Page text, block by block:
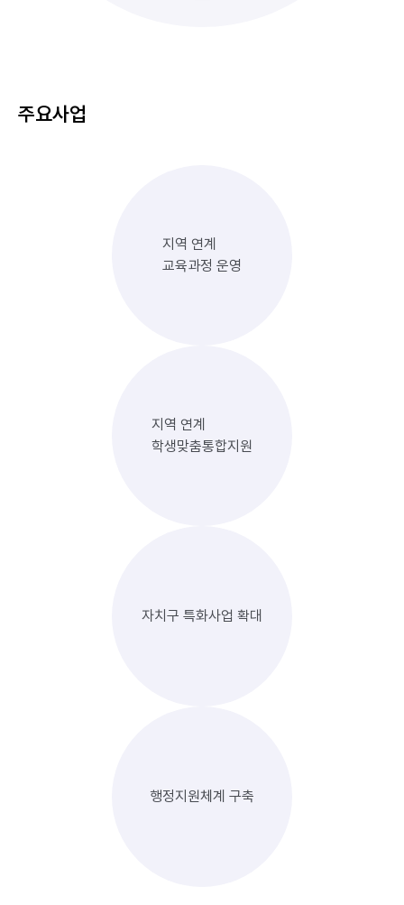
주요사업
지역 연계
교육과정 운영
지역 연계
학생맞춤통합지원
자치구 특화사업 확대
행정지원체계 구축